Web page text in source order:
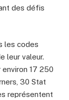
des défis
les codes
leur valeur.
17 250
30 Stat
représentent